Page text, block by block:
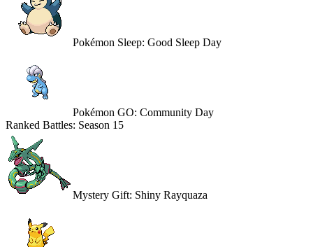
Pokémon Sleep: Good Sleep Day
Pokémon GO: Community Day
Ranked Battles: Season 15
Mystery Gift: Shiny Rayquaza